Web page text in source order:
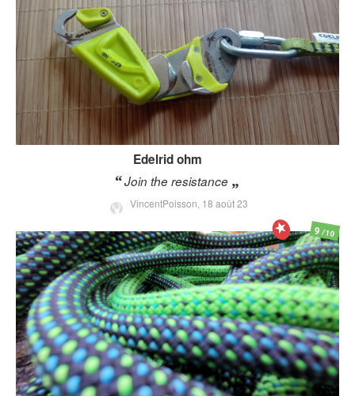
Edelrid ohm
Join the resistance
VincentPoisson, 18 août 23
9/10